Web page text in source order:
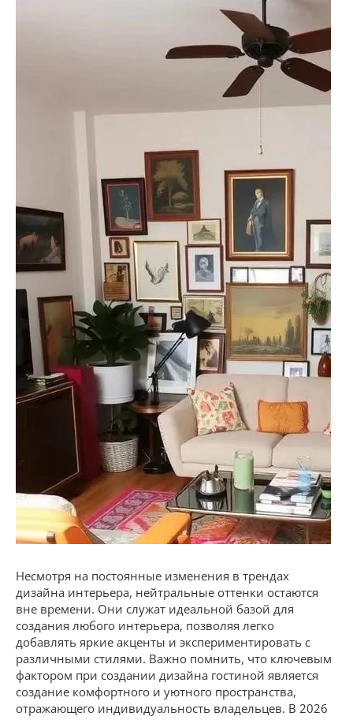
Несмотря на постоянные изменения в трендах
дизайна интерьера, нейтральные оттенки остаются
вне времени. Они служат идеальной базой для
создания любого интерьера, позволяя легко
добавлять яркие акценты и экспериментировать с
различными стилями. Важно помнить, что ключевым
фактором при создании дизайна гостиной является
создание комфортного и уютного пространства,
отражающего индивидуальность владельцев. В 2026